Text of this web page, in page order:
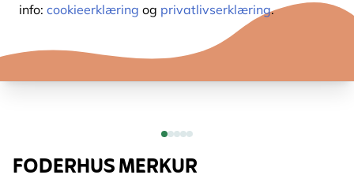
info: cookieerklæring og privatlivserklæring.
FODERHUS MERKUR